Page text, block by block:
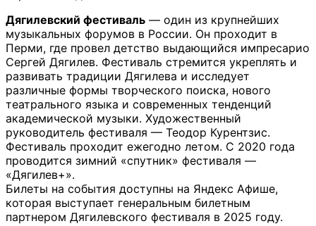
Дягилевский фестиваль — один из крупнейших
музыкальных форумов в России. Он проходит в
Перми, где провел детство выдающийся импресарио
Сергей Дягилев. Фестиваль стремится укреплять и
развивать традиции Дягилева и исследует
различные формы творческого поиска, нового
театрального языка и современных тенденций
академической музыки. Художественный
руководитель фестиваля — Теодор Курентзис.
Фестиваль проходит ежегодно летом. С 2020 года
проводится зимний «спутник» фестиваля —
«Дягилев+».
Билеты на события доступны на Яндекс Афише,
которая выступает генеральным билетным
партнером Дягилевского фестиваля в 2025 году.